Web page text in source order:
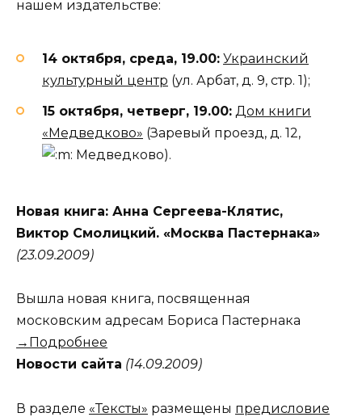
нашем издательстве:
14 октября, среда, 19.00: Украинский
культурный центр (ул. Арбат, д. 9, стр. 1);
15 октября, четверг, 19.00: Дом книги
«Медведково» (Заревый проезд, д. 12,
Медведково).
Новая книга: Анна Сергеева-Клятис,
Виктор Смолицкий. «Москва Пастернака»
(23.09.2009)
Вышла новая книга, посвященная
московским адресам Бориса Пастернака
→Подробнее
Новости сайта (14.09.2009)
В разделе «Тексты» размещены предисловие